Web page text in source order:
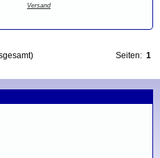
Versand
Seiten: 1